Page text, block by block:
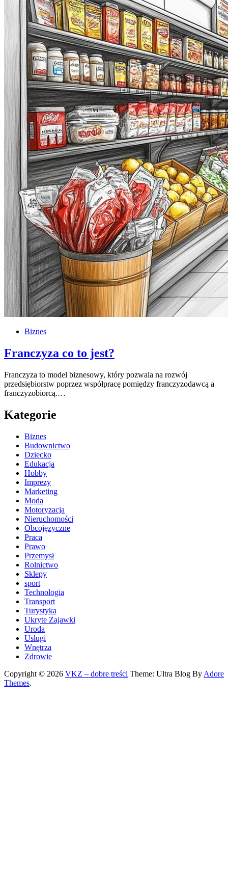
Biznes
Franczyza co to jest?
Franczyza to model biznesowy, który pozwala na rozwój
przedsiębiorstw poprzez współpracę pomiędzy franczyzodawcą a
franczyzobiorcą.…
Kategorie
Biznes
Budownictwo
Dziecko
Edukacja
Hobby
Imprezy
Marketing
Moda
Motoryzacja
Nieruchomości
Obcojęzyczne
Praca
Prawo
Przemysł
Rolnictwo
Sklepy
sport
Technologia
Transport
Turystyka
Ukryte Zajawki
Uroda
Usługi
Wnętrza
Zdrowie
Copyright © 2026 VKZ – dobre treści Theme: Ultra Blog By Adore
Themes.